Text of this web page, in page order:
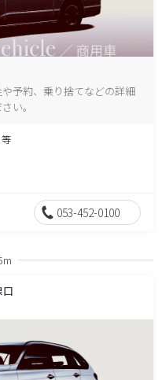
予約、乗り捨てなどの詳細
い。
053-452-0100
口